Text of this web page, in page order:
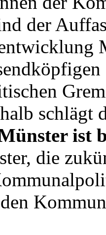
der
schlägt
ist
die